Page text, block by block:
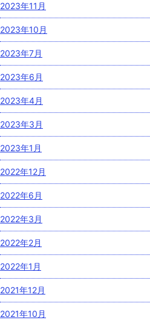
2023年11月
2023年10月
2023年7月
2023年6月
2023年4月
2023年3月
2023年1月
2022年12月
2022年6月
2022年3月
2022年2月
2022年1月
2021年12月
2021年10月